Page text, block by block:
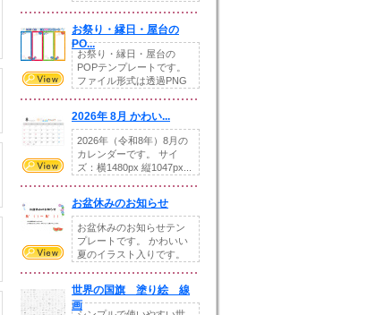
お祭り・縁日・屋台の
PO...
お祭り・縁日・屋台の
POPテンプレートです。
ファイル形式は透過PNG
2026年 8月 かわい...
2026年（令和8年）8月の
カレンダーです。 サイ
ズ：横1480px 縦1047px...
お盆休みのお知らせ
お盆休みのお知らせテン
プレートです。 かわいい
夏のイラスト入りです。
世界の国旗 塗り絵 線
画